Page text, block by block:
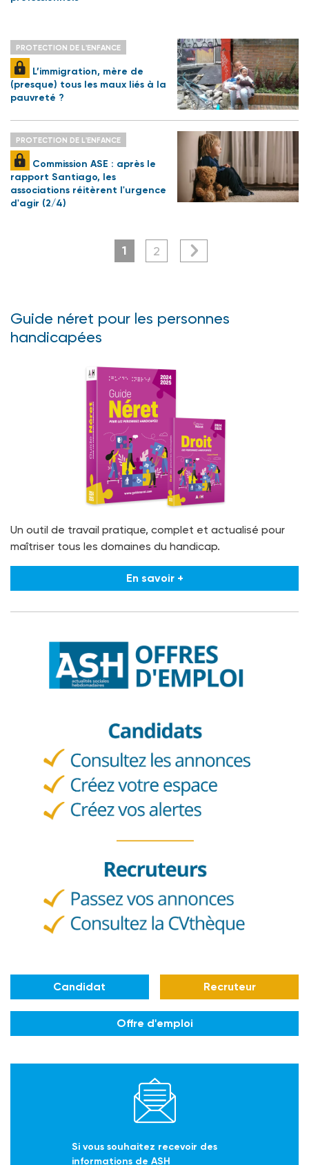
PROTECTION DE L'ENFANCE
L’immigration, mère de
(presque) tous les maux liés à la
pauvreté ?
PROTECTION DE L'ENFANCE
Commission ASE : après le
rapport Santiago, les
associations réitèrent l'urgence
d'agir (2/4)
1 2
Guide néret pour les personnes
handicapées
Un outil de travail pratique, complet et actualisé pour
maîtriser tous les domaines du handicap.
En savoir +
Candidat Recruteur
Offre d'emploi
Si vous souhaitez recevoir des
informations de ASH